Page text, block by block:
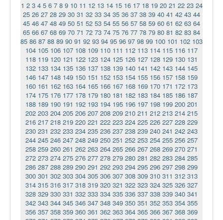
1 2 3 4 5 6 7 8 9 10 11 12 13 14 15 16 17 18 19 20 21 22 23 24
25 26 27 28 29 30 31 32 33 34 35 36 37 38 39 40 41 42 43 44
45 46 47 48 49 50 51 52 53 54 55 56 57 58 59 60 61 62 63 64
65 66 67 68 69 70 71 72 73 74 75 76 77 78 79 80 81 82 83 84
85 86 87 88 89 90 91 92 93 94 95 96 97 98 99 100 101 102 103
104 105 106 107 108 109 110 111 112 113 114 115 116 117
118 119 120 121 122 123 124 125 126 127 128 129 130 131
132 133 134 135 136 137 138 139 140 141 142 143 144 145
146 147 148 149 150 151 152 153 154 155 156 157 158 159
160 161 162 163 164 165 166 167 168 169 170 171 172 173
174 175 176 177 178 179 180 181 182 183 184 185 186 187
188 189 190 191 192 193 194 195 196 197 198 199 200 201
202 203 204 205 206 207 208 209 210 211 212 213 214 215
216 217 218 219 220 221 222 223 224 225 226 227 228 229
230 231 232 233 234 235 236 237 238 239 240 241 242 243
244 245 246 247 248 249 250 251 252 253 254 255 256 257
258 259 260 261 262 263 264 265 266 267 268 269 270 271
272 273 274 275 276 277 278 279 280 281 282 283 284 285
286 287 288 289 290 291 292 293 294 295 296 297 298 299
300 301 302 303 304 305 306 307 308 309 310 311 312 313
314 315 316 317 318 319 320 321 322 323 324 325 326 327
328 329 330 331 332 333 334 335 336 337 338 339 340 341
342 343 344 345 346 347 348 349 350 351 352 353 354 355
356 357 358 359 360 361 362 363 364 365 366 367 368 369